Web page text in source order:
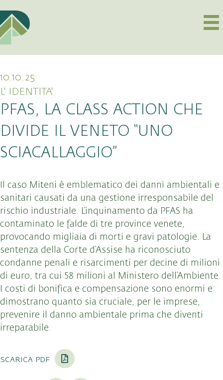
10.10.25
L' IDENTITA'
PFAS, LA CLASS ACTION CHE
DIVIDE IL VENETO “UNO
SCIACALLAGGIO”
Il caso Miteni è emblematico dei danni ambientali e
sanitari causati da una gestione irresponsabile del
rischio industriale. L’inquinamento da PFAS ha
contaminato le falde di tre province venete,
provocando migliaia di morti e gravi patologie. La
sentenza della Corte d’Assise ha riconosciuto
condanne penali e risarcimenti per decine di milioni
di euro, tra cui 58 milioni al Ministero dell’Ambiente.
I costi di bonifica e compensazione sono enormi e
dimostrano quanto sia cruciale, per le imprese,
prevenire il danno ambientale prima che diventi
irreparabile.
scarica pdf